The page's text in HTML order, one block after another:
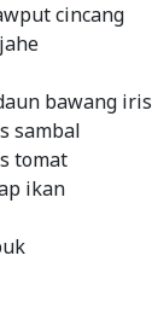
cincang
bawang iris
sambal
tomat
ikan